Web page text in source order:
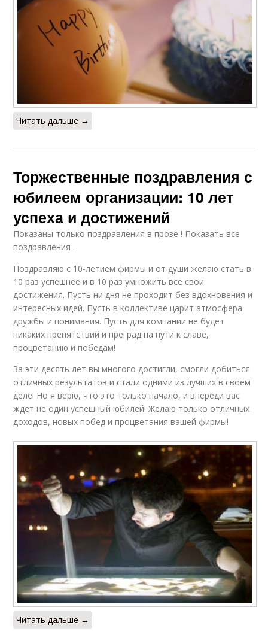
Читать дальше →
Торжественные поздравления с
юбилеем организации: 10 лет
успеха и достижений
Показаны только поздравления в прозе ! Показать все
поздравления .
Поздравляю с 10-летием фирмы и от души желаю стать в
10 раз успешнее и в 10 раз умножить все свои
достижения. Пусть ни дня не проходит без вдохновения и
интересных идей. Пусть в коллективе царит атмосфера
дружбы и понимания. Пусть для компании не будет
никаких препятствий и преград на пути к славе,
процветанию и победам!
За эти десять лет вы многого достигли, смогли добиться
отличных результатов и стали одними из лучших в своем
деле! Но я верю, что это только начало, и впереди вас
ждет не один успешный юбилей! Желаю только отличных
доходов, новых побед и процветания вашей фирмы!
Читать дальше →